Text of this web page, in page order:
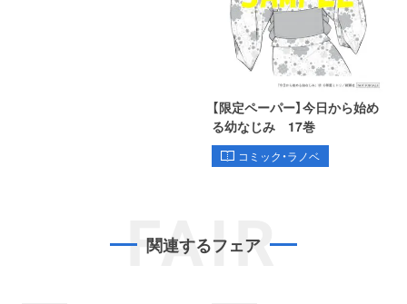
【限定ペーパー】今日から始め
る幼なじみ 17巻
コミック・ラノベ
FAIR
関連するフェア